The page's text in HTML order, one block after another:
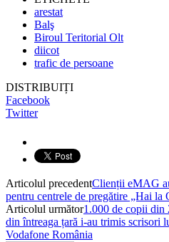
arestat
Balş
Biroul Teritorial Olt
diicot
trafic de persoane
DISTRIBUIȚI
Facebook
Twitter
Articolul precedentClienții eMAG
pentru centrele de pregătire „Hai la
Articolul următor1.000 de copii din
din întreaga țară i-au trimis scrisori
Vodafone România